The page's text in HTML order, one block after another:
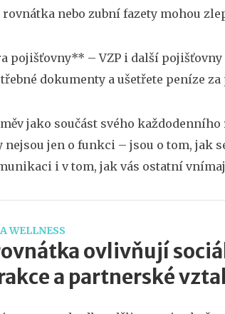
nebo zubní fazety mohou
pojišťovny** – VZP i další
dokumenty a ušetřete peníze
jako součást svého
nejsou jen o funkci – jsou o tom, jak
i v tom, jak vás ostatní
WELLNESS
ovlivňují
a partnerské